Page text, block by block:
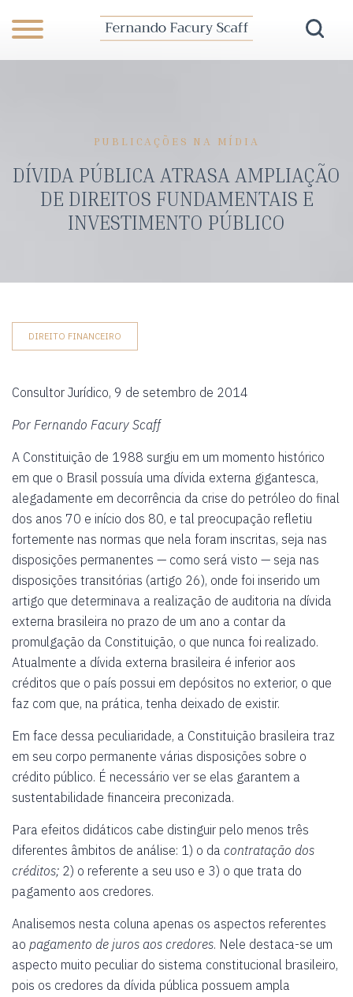
PUBLICAÇÕES NA MÍDIA
DÍVIDA PÚBLICA ATRASA AMPLIAÇÃO
DE DIREITOS FUNDAMENTAIS E
INVESTIMENTO PÚBLICO
DIREITO FINANCEIRO
Consultor Jurídico, 9 de setembro de 2014
Por Fernando Facury Scaff
A Constituição de 1988 surgiu em um momento histórico
em que o Brasil possuía uma dívida externa gigantesca,
alegadamente em decorrência da crise do petróleo do final
dos anos 70 e início dos 80, e tal preocupação refletiu
fortemente nas normas que nela foram inscritas, seja nas
disposições permanentes — como será visto — seja nas
disposições transitórias (artigo 26), onde foi inserido um
artigo que determinava a realização de auditoria na dívida
externa brasileira no prazo de um ano a contar da
promulgação da Constituição, o que nunca foi realizado.
Atualmente a dívida externa brasileira é inferior aos
créditos que o país possui em depósitos no exterior, o que
faz com que, na prática, tenha deixado de existir.
Em face dessa peculiaridade, a Constituição brasileira traz
em seu corpo permanente várias disposições sobre o
crédito público. É necessário ver se elas garantem a
sustentabilidade financeira preconizada.
Para efeitos didáticos cabe distinguir pelo menos três
diferentes âmbitos de análise: 1) o da contratação dos
créditos; 2) o referente a seu uso e 3) o que trata do
pagamento aos credores.
Analisemos nesta coluna apenas os aspectos referentes
ao pagamento de juros aos credores. Nele destaca-se um
aspecto muito peculiar do sistema constitucional brasileiro,
pois os credores da dívida pública possuem ampla